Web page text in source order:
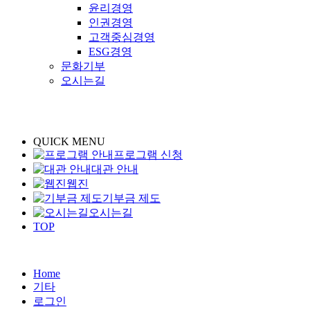
윤리경영
인권경영
고객중심경영
ESG경영
문화기부
오시는길
QUICK MENU
프로그램 신청
대관 안내
웹진
기부금 제도
오시는길
TOP
Home
기타
로그인